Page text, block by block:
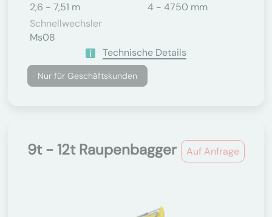
2,6 - 7,51 m
4 - 4750 mm
Schnellwechsler
Ms08
Technische Details
Nur für Geschäftskunden
Auf Anfrage
9t - 12t Raupenbagger